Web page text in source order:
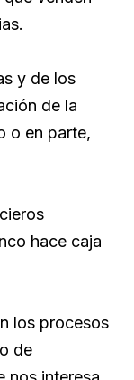
y de los
de la
o en parte,
hace caja
los procesos
de